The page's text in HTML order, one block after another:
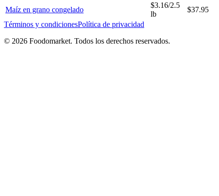
Maíz en grano congelado
$3.16/2.5
lb
$37.95
Términos y condicionesPolítica de privacidad
© 2026 Foodomarket. Todos los derechos reservados.